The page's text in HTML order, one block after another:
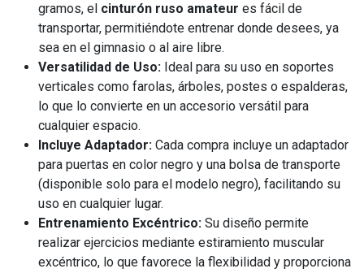
gramos, el cinturón ruso amateur es fácil de
transportar, permitiéndote entrenar donde desees, ya
sea en el gimnasio o al aire libre.
Versatilidad de Uso: Ideal para su uso en soportes
verticales como farolas, árboles, postes o espalderas,
lo que lo convierte en un accesorio versátil para
cualquier espacio.
Incluye Adaptador: Cada compra incluye un adaptador
para puertas en color negro y una bolsa de transporte
(disponible solo para el modelo negro), facilitando su
uso en cualquier lugar.
Entrenamiento Excéntrico: Su diseño permite
realizar ejercicios mediante estiramiento muscular
excéntrico, lo que favorece la flexibilidad y proporciona